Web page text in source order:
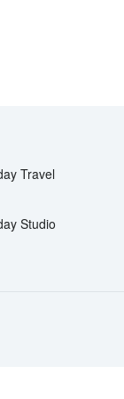
Travel
Studio